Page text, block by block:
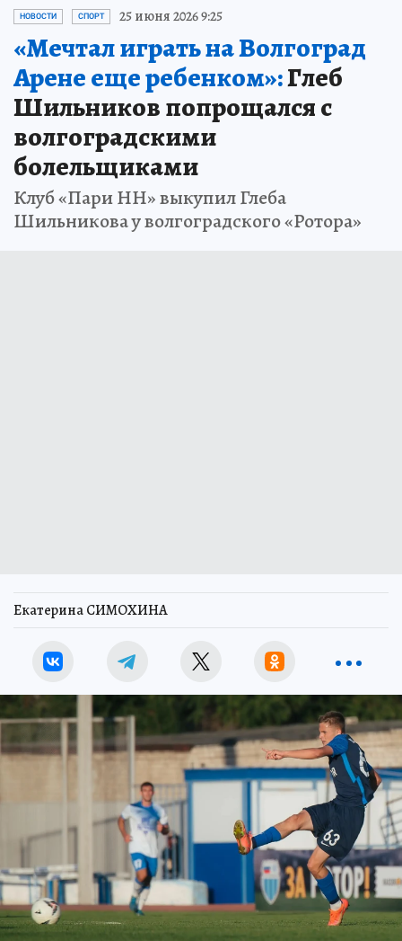
НОВОСТИ СПОРТ 25 июня 2026 9:25
«Мечтал играть на Волгоград
Арене еще ребенком»:Глеб
Шильников попрощался с
волгоградскими
болельщиками
Клуб «Пари НН» выкупил Глеба
Шильникова у волгоградского «Ротора»
Екатерина СИМОХИНА